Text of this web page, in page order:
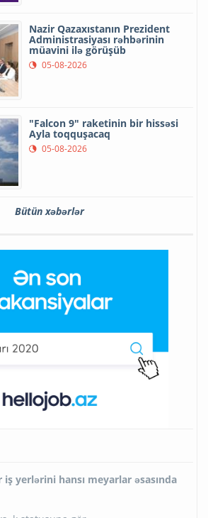
Nazir Qazaxıstanın Prezident
Administrasiyası rəhbərinin
müavini ilə görüşüb
05-08-2026
"Falcon 9" raketinin bir hissəsi
Ayla toqquşacaq
05-08-2026
Bütün xəbərlər
yerlərini hansı meyarlar əsasında